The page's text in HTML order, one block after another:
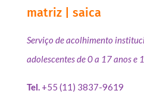
matriz | saica
Serviço de acolhimento
adolescentes de 0 a 17 anos e
Tel.+55 (11) 3837-9619